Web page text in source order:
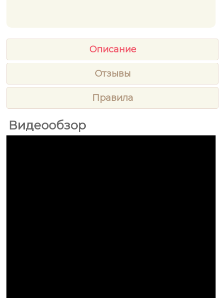
Описание
Отзывы
Правила
Видеообзор